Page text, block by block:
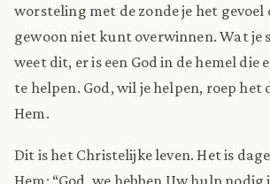
worsteling met de zonde je het gevoel
gewoon niet kunt overwinnen. Wat je
weet dit, er is een God in de hemel die
te helpen. God, wil je helpen, roep
Hem.
Dit is het Christelijke leven. Het is
Hem: “God, we hebben Uw hulp nodig